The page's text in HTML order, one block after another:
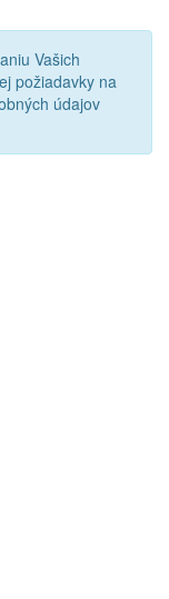
Vašich
požiadavky na
údajov